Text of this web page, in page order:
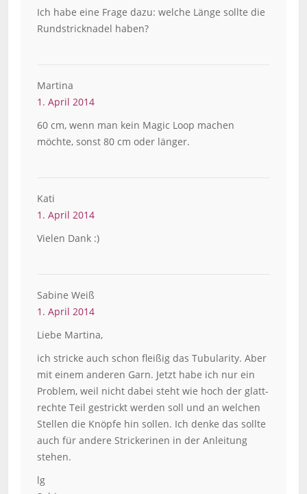
Ich habe eine Frage dazu: welche Länge sollte die
Rundstricknadel haben?
Martina
1. April 2014
60 cm, wenn man kein Magic Loop machen
möchte, sonst 80 cm oder länger.
Kati
1. April 2014
Vielen Dank :)
Sabine Weiß
1. April 2014
Liebe Martina,
ich stricke auch schon fleißig das Tubularity. Aber
mit einem anderen Garn. Jetzt habe ich nur ein
Problem, weil nicht dabei steht wie hoch der glatt-
rechte Teil gestrickt werden soll und an welchen
Stellen die Knöpfe hin sollen. Ich denke das sollte
auch für andere Strickerinen in der Anleitung
stehen.
lg